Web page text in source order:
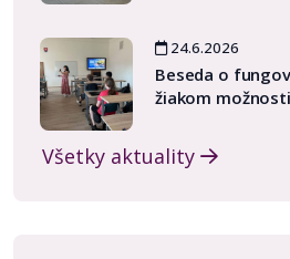
24.6.2026
Beseda o
žiakom
Všetky aktuality